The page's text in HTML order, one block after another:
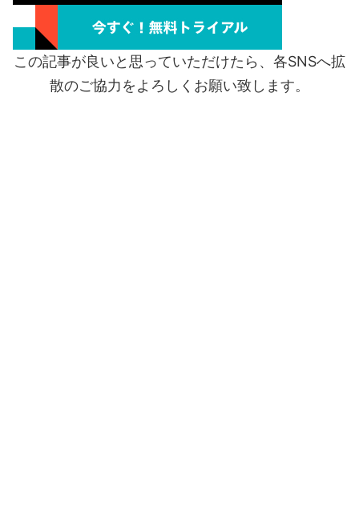
この記事が良いと思っていただけたら、各SNSへ拡
散のご協力をよろしくお願い致します。